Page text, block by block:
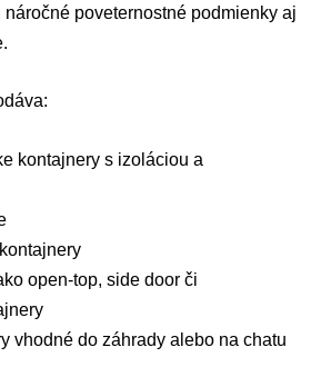
poveternostné podmienky aj
kontajnery s izoláciou a
open-top, side door či
vhodné do záhrady alebo na chatu